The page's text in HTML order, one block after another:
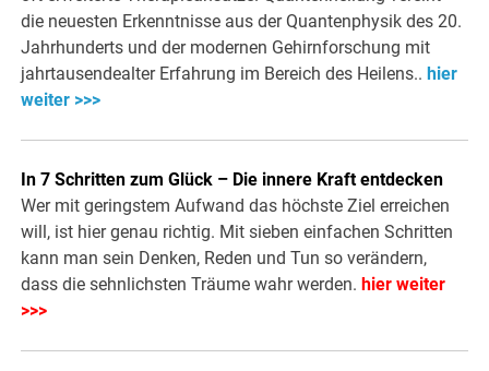
die neuesten Erkenntnisse aus der Quantenphysik des 20.
Jahrhunderts und der modernen Gehirnforschung mit
jahrtausendealter Erfahrung im Bereich des Heilens.. hier
weiter >>>
In 7 Schritten zum Glück – Die innere Kraft entdecken
Wer mit geringstem Aufwand das höchste Ziel erreichen
will, ist hier genau richtig. Mit sieben einfachen Schritten
kann man sein Denken, Reden und Tun so verändern,
dass die sehnlichsten Träume wahr werden. hier weiter
>>>